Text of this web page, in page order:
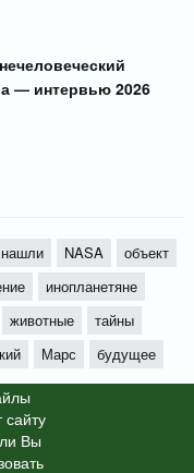
сайту
Вы
— интервью 2026
нашли NASA
объект
инопланетяне
животные
тайны
Марс
будущее